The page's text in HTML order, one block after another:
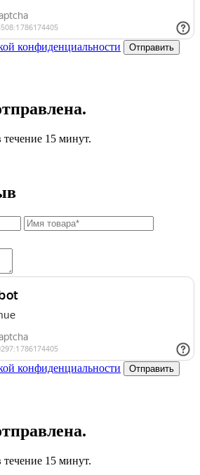
конфиденциальности Отправить
15 минут.
конфиденциальности Отправить
15 минут.